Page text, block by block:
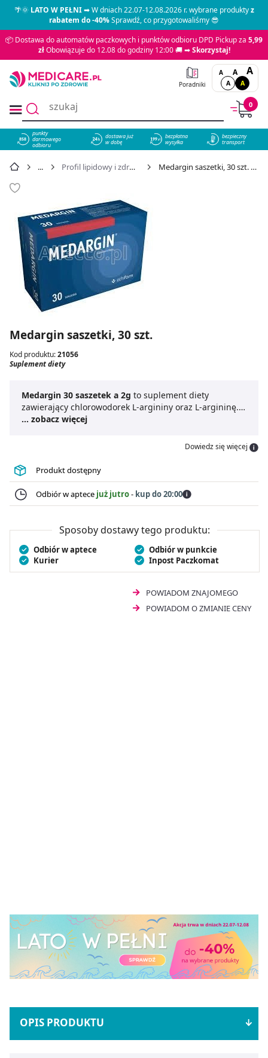
🌴🌞LATO W PEŁNI➡ W dniach 22.07-12.08.2026 r. wybrane produktyz
rabatem do -40%Sprawdź, co przygotowaliśmy 😎
📦 Dostawa do automatów paczkowych i punktów odbioru DPD Pickup za 5,99
złObowiązuje do 12.08 do godziny 12:00 🚚 ➡Skorzystaj!
Poradniki
A A A
A A
0
858
punkty
darmowego
odbioru
dostawa już
w dobę
bezpłatna
wysyłka
bezpieczny
transport
Profil lipidowy i zdrowie naczyń Medargin saszetki, 30 szt. - cena 31,59 zł
Medargin saszetki, 30 szt.
Kod produktu:21056
Suplement diety
Medargin 30 saszetek a 2g to suplement diety
zawierający chlorowodorek L-argininy oraz L-argininę.
Chlorowodorek L-argininy
jest przeznaczony dla osób dorosłych, oferując
wygodną formę suplementacji w postaci saszetek, co
ułatwia jego codzienne stosowanie.
... zobacz więcej
Dowiedz się więcej
Produkt dostępny
Odbiór w aptece już jutro- kup do 20:00
Sposoby dostawy tego produktu:
Odbiór w aptece
Odbiór w punkcie
Kurier
Inpost Paczkomat
POWIADOM ZNAJOMEGO
POWIADOM O ZMIANIE CENY
OPIS PRODUKTU